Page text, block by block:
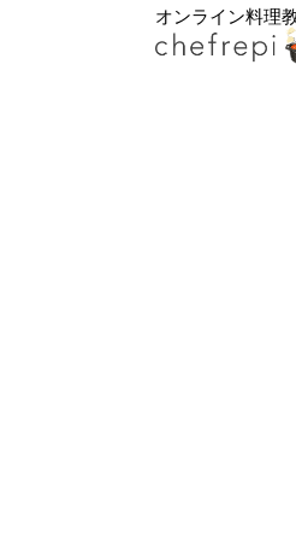
オンライン料理